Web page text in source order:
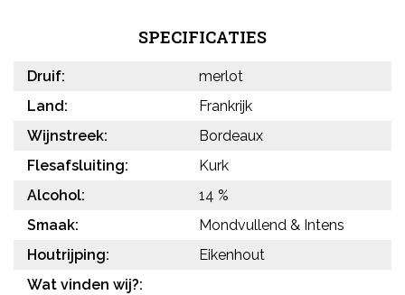
SPECIFICATIES
Druif:
merlot
Land:
Frankrijk
Wijnstreek:
Bordeaux
Flesafsluiting:
Kurk
Alcohol:
14 %
Smaak:
Mondvullend & Intens
Houtrijping:
Eikenhout
Wat vinden wij?: